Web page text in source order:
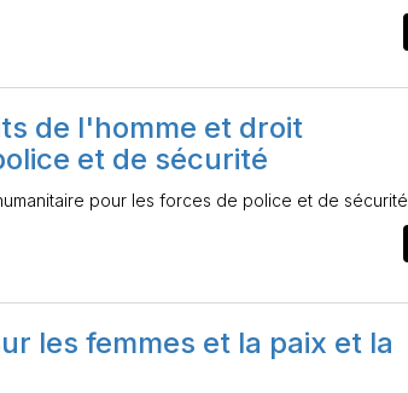
de l'homme et droit
et de sécurité
pour les forces de police et de sécurité
les femmes et la paix et la